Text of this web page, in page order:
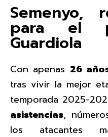
Semenyo,
para el
Guardiola
Con apenas 26
tras vivir la mejor
temporada 2025-
asistencias,
los atacantes